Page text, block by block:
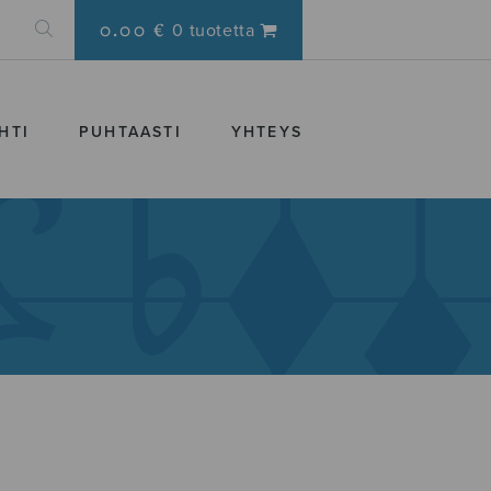
0.00 € 0 tuotetta
PUHTAASTI YHTEYS